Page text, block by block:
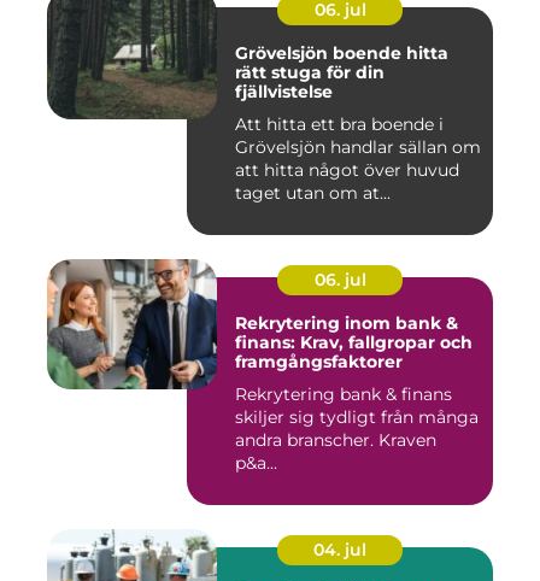
06. jul
Grövelsjön boende hitta
rätt stuga för din
fjällvistelse
Att hitta ett bra boende i
Grövelsjön handlar sällan om
att hitta något över huvud
taget utan om at...
06. jul
Rekrytering inom bank &
finans: Krav, fallgropar och
framgångsfaktorer
Rekrytering bank & finans
skiljer sig tydligt från många
andra branscher. Kraven
p&a...
04. jul